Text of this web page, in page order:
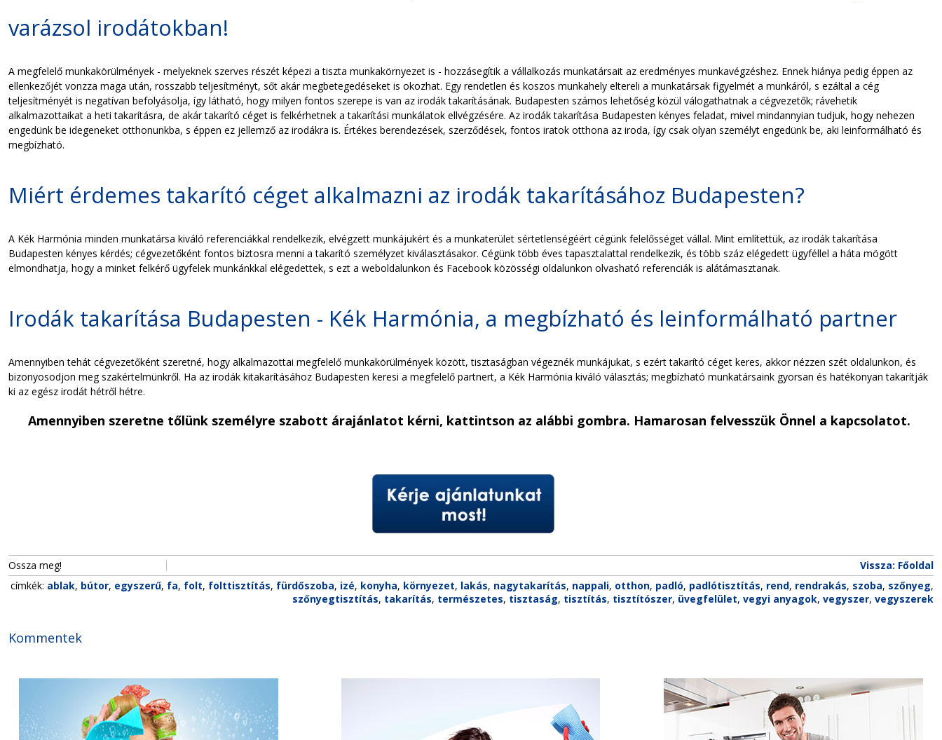
varázsol irodátokban!
A megfelelő munkakörülmények - melyeknek szerves részét képezi a tiszta munkakörnyezet is - hozzásegítik a vállalkozás munkatársait az eredményes munkavégzéshez. Ennek hiánya pedig éppen az
ellenkezőjét vonzza maga után, rosszabb teljesítményt, sőt akár megbetegedéseket is okozhat. Egy rendetlen és koszos munkahely eltereli a munkatársak figyelmét a munkáról, s ezáltal a cég
teljesítményét is negatívan befolyásolja, így látható, hogy milyen fontos szerepe is van az irodák takarításának. Budapesten számos lehetőség közül válogathatnak a cégvezetők; rávehetik
alkalmazottaikat a heti takarításra, de akár takarító céget is felkérhetnek a takarítási munkálatok ellvégzésére. Az irodák takarítása Budapesten kényes feladat, mivel mindannyian tudjuk, hogy nehezen
engedünk be idegeneket otthonunkba, s éppen ez jellemző az irodákra is. Értékes berendezések, szerződések, fontos iratok otthona az iroda, így csak olyan személyt engedünk be, aki leinformálható és
megbízható.
Miért érdemes takarító céget alkalmazni az irodák takarításához Budapesten?
A Kék Harmónia minden munkatársa kiváló referenciákkal rendelkezik, elvégzett munkájukért és a munkaterület sértetlenségéért cégünk felelősséget vállal. Mint említettük, az irodák takarítása
Budapesten kényes kérdés; cégvezetőként fontos biztosra menni a takarító személyzet kiválasztásakor. Cégünk több éves tapasztalattal rendelkezik, és több száz elégedett ügyféllel a háta mögött
elmondhatja, hogy a minket felkérő ügyfelek munkánkkal elégedettek, s ezt a weboldalunkon és Facebook közösségi oldalunkon olvasható referenciák is alátámasztanak.
Irodák takarítása Budapesten - Kék Harmónia, a megbízható és leinformálható partner
Amennyiben tehát cégvezetőként szeretné, hogy alkalmazottai megfelelő munkakörülmények között, tisztaságban végeznék munkájukat, s ezért takarító céget keres, akkor nézzen szét oldalunkon, és
bizonyosodjon meg szakértelmünkről. Ha az irodák kitakarításához Budapesten keresi a megfelelő partnert, a Kék Harmónia kiváló választás; megbízható munkatársaink gyorsan és hatékonyan takarítják
ki az egész irodát hétről hétre.
Amennyiben szeretne tőlünk személyre szabott árajánlatot kérni, kattintson az alábbi gombra. Hamarosan felvesszük Önnel a kapcsolatot.
Ossza meg!
Vissza: Főoldal
címkék: ablak, bútor, egyszerű, fa, folt, folttisztítás, fürdőszoba, izé, konyha, környezet, lakás, nagytakarítás, nappali, otthon, padló, padlótisztítás, rend, rendrakás, szoba, szőnyeg,
szőnyegtisztítás, takarítás, természetes, tisztaság, tisztítás, tisztítószer, üvegfelület, vegyi anyagok, vegyszer, vegyszerek
Kommentek